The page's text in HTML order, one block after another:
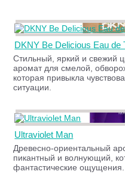
DKNY Be Delicious Eau de
Стильный, яркий и свежий
аромат для смелой,
которая привыкла
ситуации.
Ultraviolet Man
Древесно-ориентальный
пикантный и волнующий,
фантастические ощущения.